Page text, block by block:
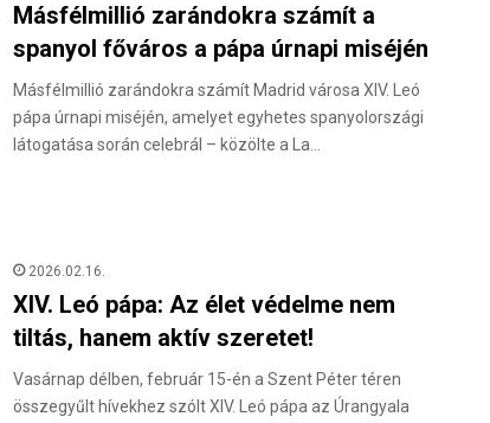
Másfélmillió zarándokra számít a
spanyol főváros a pápa úrnapi miséjén
Másfélmillió zarándokra számít Madrid városa XIV. Leó
pápa úrnapi miséjén, amelyet egyhetes spanyolországi
látogatása során celebrál – közölte a La…
2026.02.16.
XIV. Leó pápa: Az élet védelme nem
tiltás, hanem aktív szeretet!
Vasárnap délben, február 15-én a Szent Péter téren
összegyűlt hívekhez szólt XIV. Leó pápa az Úrangyala